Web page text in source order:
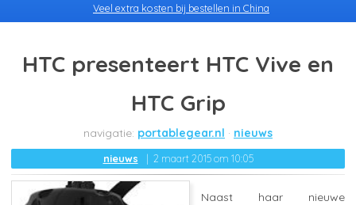
Veel extra kosten bij bestellen in China
HTC presenteert HTC Vive en
HTC Grip
portablegear.nl nieuws
nieuws 2 maart 2015 om 10:05
Naast haar nieuwe